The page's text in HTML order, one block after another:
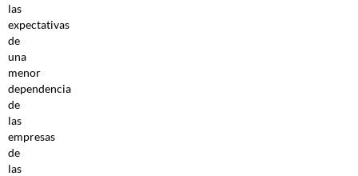
las
expectativas
de
una
menor
dependencia
de
las
empresas
de
las